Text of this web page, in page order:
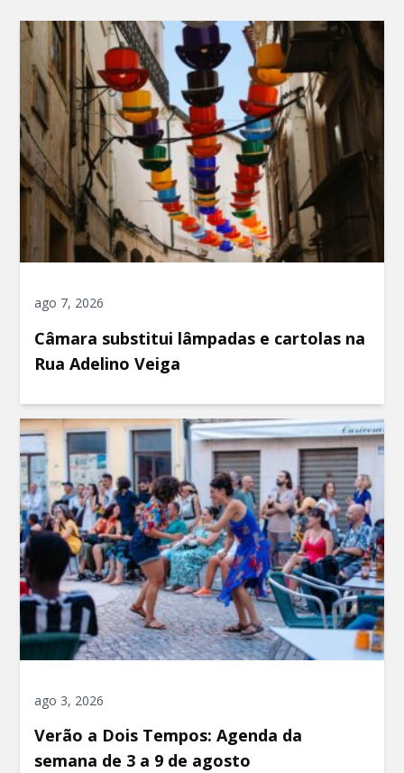
ago 7, 2026
Câmara substitui lâmpadas e cartolas na
Rua Adelino Veiga
ago 3, 2026
Verão a Dois Tempos: Agenda da
semana de 3 a 9 de agosto